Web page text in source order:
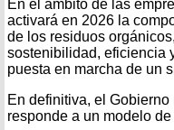
En el ámbito de las
activará en 2026 la
de los residuos
sostenibilidad, eficiencia
puesta en marcha de un
En definitiva, el
responde a un modelo